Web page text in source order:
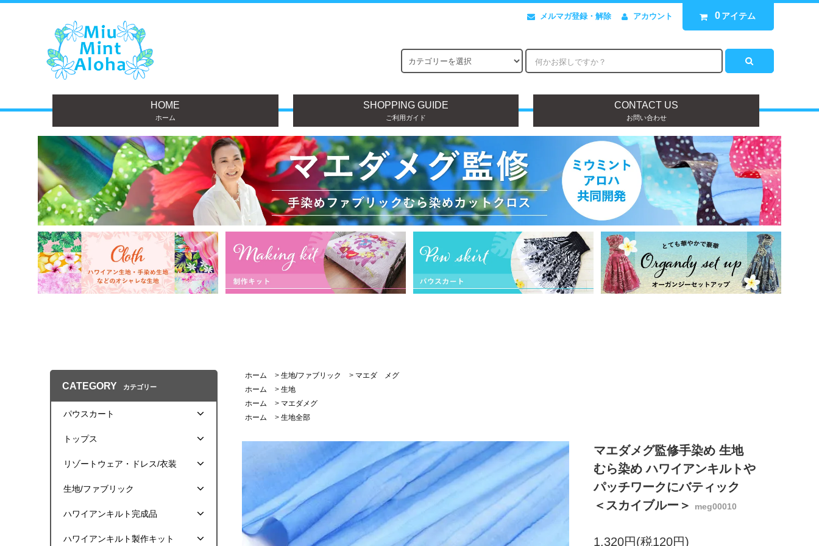
メルマガ登録・解除 アカウント 0 アイテム
HOME
ホーム
SHOPPING GUIDE
ご利用ガイド
CONTACT US
お問い合わせ
ホーム > 生地/ファブリック > マエダ メグ
ホーム
> 生地
ホーム
> マエダメグ
ホーム
> 生地全部
マエダメグ監修手染め 生地
むら染め ハワイアンキルトや
パッチワークにバティック
＜スカイブルー＞
meg00010
1,320円(税120円)
CATEGORY カテゴリー
パウスカート
トップス
リゾートウェア・ドレス/衣装
生地/ファブリック
ハワイアンキルト完成品
ハワイアンキルト製作キット